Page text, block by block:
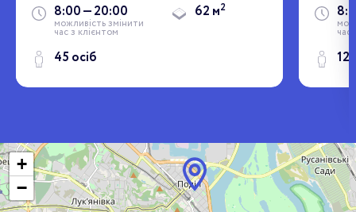
8:00 — 20:00
можливість змінити
час з клієнтом
62 м2
45 осіб
час
+
−